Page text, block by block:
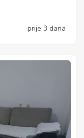
prije 3 dana